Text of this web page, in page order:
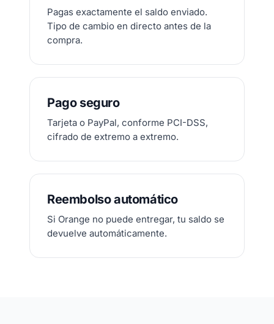
Pagas exactamente el saldo enviado.
Tipo de cambio en directo antes de la
compra.
Pago seguro
Tarjeta o PayPal, conforme PCI-DSS,
cifrado de extremo a extremo.
Reembolso automático
Si Orange no puede entregar, tu saldo se
devuelve automáticamente.